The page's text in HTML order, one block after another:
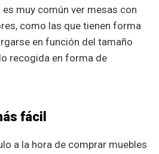
muy común ver mesas con
como las que tienen forma
en función del tamaño
recogida en forma de
fácil
a la hora de comprar muebles